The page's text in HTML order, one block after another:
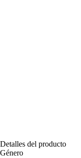
Detalles del producto
Género